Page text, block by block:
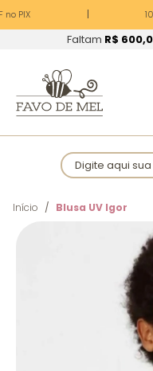
PIX
Faltam R$
Digite aqui
Início Blusa UV Igor